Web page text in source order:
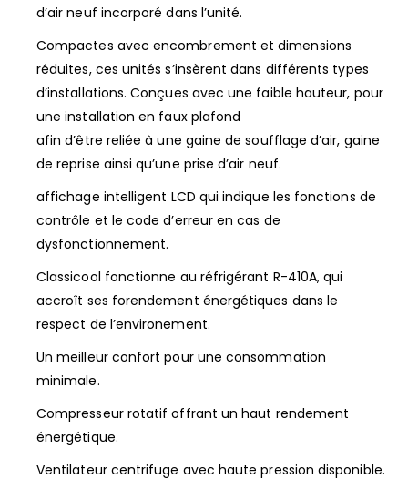
d’air neuf incorporé dans l’unité.
Compactes avec encombrement et dimensions
réduites, ces unités s’insèrent dans différents types
d’installations. Conçues avec une faible hauteur, pour
une installation en faux plafond
afin d’être reliée à une gaine de soufflage d’air, gaine
de reprise ainsi qu’une prise d’air neuf.
affichage intelligent LCD qui indique les fonctions de
contrôle et le code d’erreur en cas de
dysfonctionnement.
Classicool fonctionne au réfrigérant R-410A, qui
accroît ses forendement énergétiques dans le
respect de l’environement.
Un meilleur confort pour une consommation
minimale.
Compresseur rotatif offrant un haut rendement
énergétique.
Ventilateur centrifuge avec haute pression disponible.